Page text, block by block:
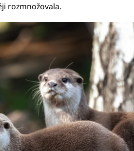
rozmnožovala.